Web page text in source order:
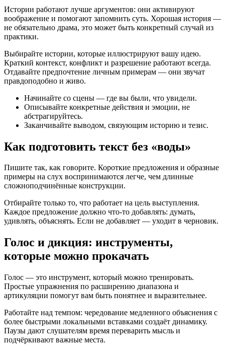
Истории работают лучше аргументов: они активируют
воображение и помогают запомнить суть. Хорошая история —
не обязательно драма, это может быть конкретный случай из
практики.
Выбирайте истории, которые иллюстрируют вашу идею.
Краткий контекст, конфликт и разрешение работают всегда.
Отдавайте предпочтение личным примерам — они звучат
правдоподобно и живо.
Начинайте со сцены — где вы были, что увидели.
Описывайте конкретные действия и эмоции, не
абстрагируйтесь.
Заканчивайте выводом, связующим историю и тезис.
Как подготовить текст без «воды»
Пишите так, как говорите. Короткие предложения и образные
примеры на слух воспринимаются легче, чем длинные
сложноподчинённые конструкции.
Отбирайте только то, что работает на цель выступления.
Каждое предложение должно что-то добавлять: думать,
удивлять, объяснять. Если не добавляет — уходит в черновик.
Голос и дикция: инструменты,
которые можно прокачать
Голос — это инструмент, который можно тренировать.
Простые упражнения по расширению диапазона и
артикуляции помогут вам быть понятнее и выразительнее.
Работайте над темпом: чередование медленного объяснения с
более быстрыми локальными вставками создаёт динамику.
Паузы дают слушателям время переварить мысль и
подчёркивают важные места.